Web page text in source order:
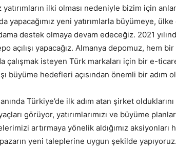
yatırımların ilki olması nedeniyle bizim için
yapacağımız yeni yatırımlarla büyümeye,
destek olmaya devam edeceğiz. 2021
açılışı yapacağız. Almanya depomuz, hem
çalışmak isteyen Türk markaları için bir e-
büyüme hedefleri açısından önemli bir adım
Türkiye’de ilk adım atan şirket
görüyor, yatırımlarımızı ve büyüme
artırmaya yönelik aldığımız aksiyonları
pazarın yeni taleplerine uygun şekilde